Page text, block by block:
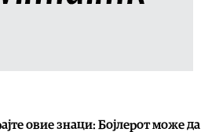
овие знаци: Бојлерот може да